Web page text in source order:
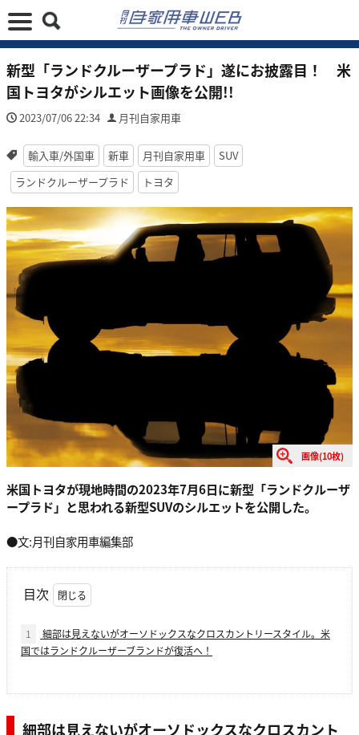
新型「ランドクルーザープラド」遂にお披露目！ 米
国トヨタがシルエット画像を公開!!
2023/07/06 22:34 月刊自家用車
輸入車/外国車 新車 月刊自家用車
SUV
ランドクルーザープラド
トヨタ
画像(10枚)
米国トヨタが現地時間の2023年7月6日に新型「ランドクルーザ
ープラド」と思われる新型SUVのシルエットを公開した。
●文:月刊自家用車編集部
目次
1
細部は見えないがオーソドックスなクロスカントリースタイル。米
国ではランドクルーザーブランドが復活へ！
細部は見えないがオーソドックスなクロスカント